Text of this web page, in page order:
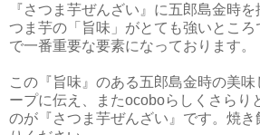
『さつま芋ぜんざい』に五郎島金時
つま芋の「旨味」がとても強いとこ
で一番重要な要素になっております。
この『旨味』のある五郎島金時の美味
ープに伝え、またocoboらしくさらり
のが『さつま芋ぜんざい』です。焼